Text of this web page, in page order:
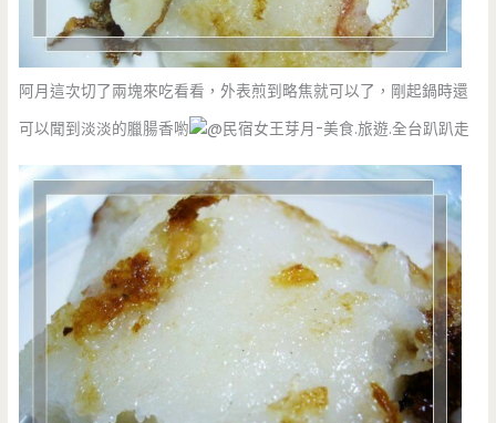
阿月這次切了兩塊來吃看看，外表煎到略焦就可以了，剛起鍋時還
可以聞到淡淡的臘腸香喲